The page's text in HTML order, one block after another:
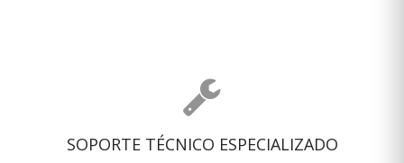
SOPORTE TÉCNICO ESPECIALIZADO